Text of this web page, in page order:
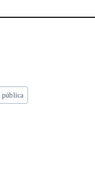
pública